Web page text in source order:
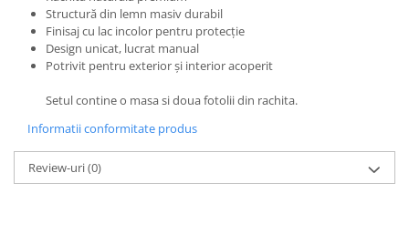
Structură din lemn masiv durabil
Finisaj cu lac incolor pentru protecție
Design unicat, lucrat manual
Potrivit pentru exterior și interior acoperit
Setul contine o masa si doua fotolii din rachita.
Informatii conformitate produs
Review-uri(0)